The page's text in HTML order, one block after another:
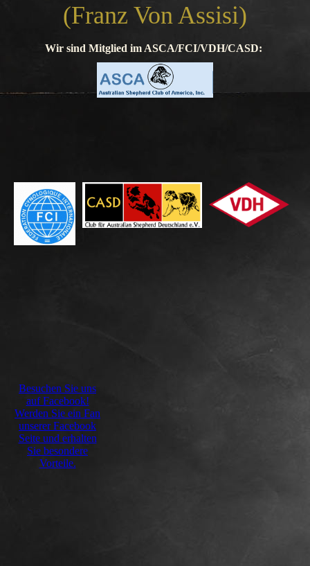
(Franz Von Assisi)
Wir sind Mitglied im ASCA/FCI/VDH/CASD:
Besuchen Sie uns
auf Facebook!
Werden Sie ein Fan
unserer Facebook
Seite und erhalten
Sie besondere
Vorteile.